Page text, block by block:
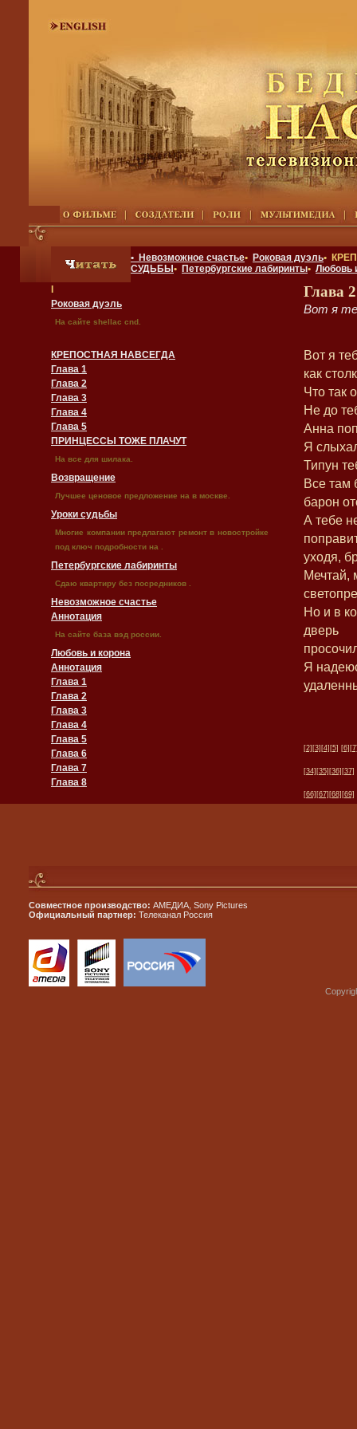
• Невозможное счастье• Роковая дуэль•
СУДЬБЫ • Петербургские лабиринты• Любовь
Роковая дуэль
На сайте shellac cnd.
КРЕПОСТНАЯ НАВСЕГДА
Глава 1
Глава 2
Глава 3
Глава 4
Глава 5
ПРИНЦЕССЫ ТОЖЕ ПЛАЧУТ
На все для шилака.
Возвращение
Лучшее ценовое предложение на в москве.
Уроки судьбы
Многие компании предлагают ремонт в новостройке
под ключ подробности на .
Петербургские лабиринты
Сдаю квартиру без посредников .
Невозможное счастье
Аннотация
На сайте база вэд россии.
Любовь и корона
Аннотация
Глава 1
Глава 2
Глава 3
Глава 4
Глава 5
Глава 6
Глава 7
Глава 8
Глава 2
Вот я
Вот я
как
Что так
Не до
Анна
Я
Типун
Все там
барон
А тебе
уходя,
Мечтай,
Но и в
дверь
Я
[2] [3] [4] [5] [6]
[34] [35] [36] [37]
[66] [67] [68] [69]
Совместное производство: АМЕДИА, Sony Pictures
Официальный партнер: Телеканал Россия